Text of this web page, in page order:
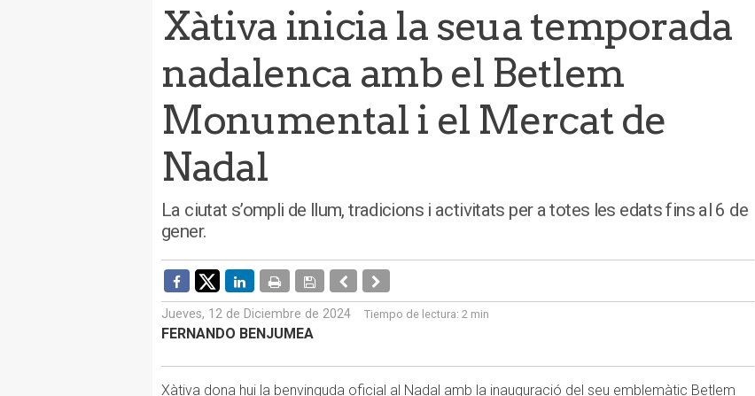
Xàtiva inicia la seua temporada
nadalenca amb el Betlem
Monumental i el Mercat de
Nadal
La ciutat s’ompli de llum, tradicions i activitats per a totes les edats fins al 6 de
gener.
Jueves, 12 de Diciembre de 2024 Tiempo de lectura: 2 min
FERNANDO BENJUMEA
Xàtiva dona hui la benvinguda oficial al Nadal amb la inauguració del seu emblemàtic Betlem